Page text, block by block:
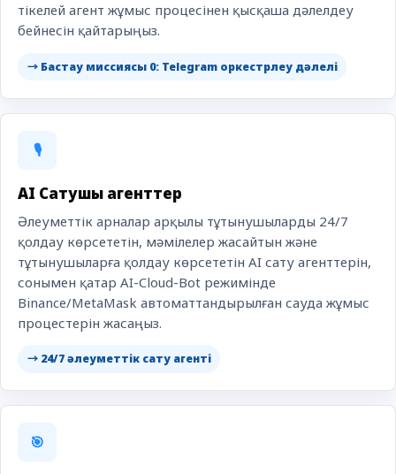
тікелей агент жұмыс процесінен қысқаша дәлелдеу
бейнесін қайтарыңыз.
→ Бастау миссиясы 0: Telegram оркестрлеу дәлелі
🎙️
AI Сатушы агенттер
Әлеуметтік арналар арқылы тұтынушыларды 24/7
қолдау көрсететін, мәмілелер жасайтын және
тұтынушыларға қолдау көрсететін AI сату агенттерін,
сонымен қатар AI-Cloud-Bot режимінде
Binance/MetaMask автоматтандырылған сауда жұмыс
процестерін жасаңыз.
→ 24/7 әлеуметтік сату агенті
🎯